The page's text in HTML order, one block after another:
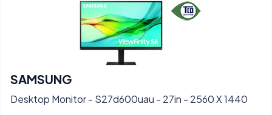
SAMSUNG
Desktop Monitor - S27d600uau - 27in - 2560 X 1440